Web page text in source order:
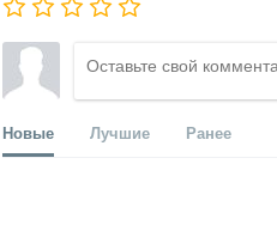
Новые Лучшие Ранее